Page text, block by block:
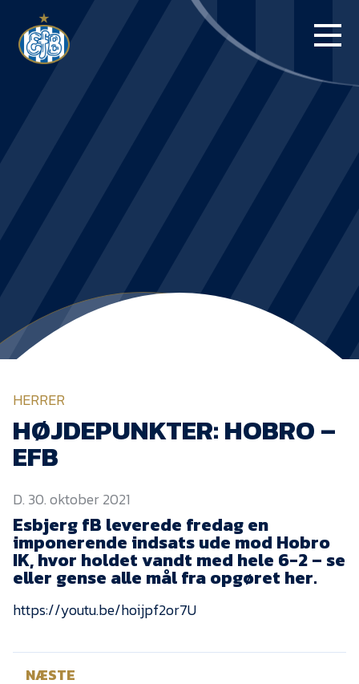
BLUE WATER
NYHEDER
EfB Akademi
Sydvestjysk Fodbold
Samarbejde
Partnere
Blue Water Arena
HERRER
HØJDEPUNKTER: HOBRO –
EFB
D. 30. oktober 2021
Esbjerg fB leverede fredag en
imponerende indsats ude mod Hobro
IK, hvor holdet vandt med hele 6-2 – se
eller gense alle mål fra opgøret her.
https://youtu.be/hoijpf2or7U
NÆSTE